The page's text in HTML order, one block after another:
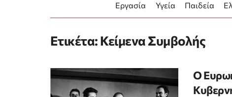
Εργασία Υγεία Παιδεία
Ετικέτα:Κείμενα Συμβολής
Ο